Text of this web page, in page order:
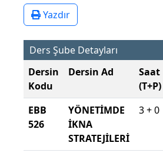
Yazdır
Ders Şube Detayları
Dersin
Kodu
Dersin Ad
Saat
(T+P)
EBB
526
YÖNETİMDE
İKNA
STRATEJİLERİ
3 + 0